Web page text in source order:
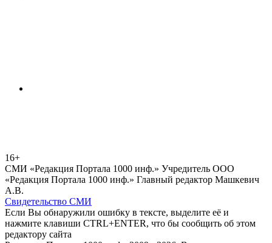
16+
СМИ «Редакция Портала 1000 инф.» Учредитель ООО
«Редакция Портала 1000 инф.» Главный редактор Машкевич
А.В.
Свидетельство СМИ
Если Вы обнаружили ошибку в тексте, выделите её и
нажмите клавиши CTRL+ENTER, что бы сообщить об этом
редактору сайта